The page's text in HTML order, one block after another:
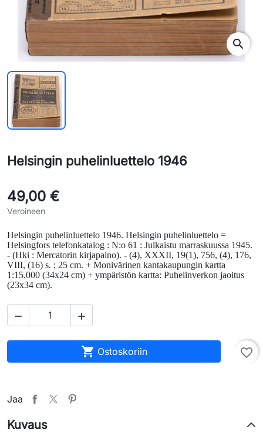
search
Helsingin puhelinluettelo 1946
49,00 €
Veroineen
Helsingin puhelinluettelo 1946. Helsingin puhelinluettelo =
Helsingfors telefon­ka­talog : N:o 61 : Julkaistu marraskuussa 1945.
- (Hki : Mercatorin kirja­paino). - (4), XXXII, 19(1), 756, (4), 176,
VIII, (16) s. ; 25 cm. + Monivärinen kantakaupungin kartta
1:15.000 (34x24 cm) + ympäristön kartta: Puhelinverkon jaoitus
(23x34 cm).
 
 Ostoskoriin favorite_border
Jaa
Kuvaus